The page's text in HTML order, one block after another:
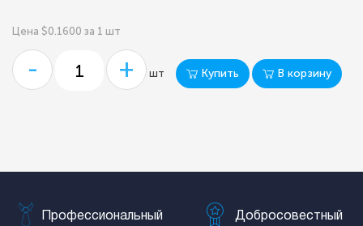
Цена $0.1600 за 1 шт
- + шт Купить В корзину
Профессиональный Добросовестный